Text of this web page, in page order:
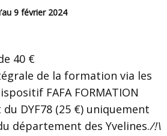
9 février 2024
40 €
de la formation via les
FAFA FORMATION
du DYF78 (25 €) uniquement
département des Yvelines./!\